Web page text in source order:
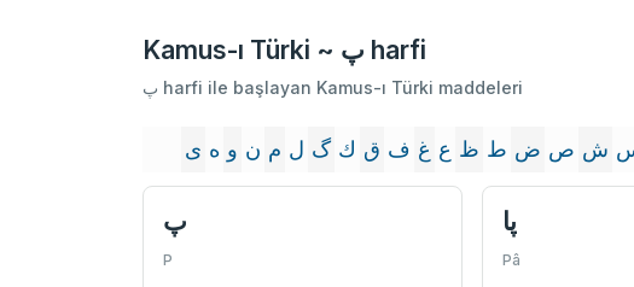
Kamus-ı Türki ~ پ harfi
پ harfi ile başlayan Kamus-ı Türki maddeleri
ش ص ض ط ظ ع غ ف ق ك گ ل م ن و ه ى
پ
P
پا
Pâ